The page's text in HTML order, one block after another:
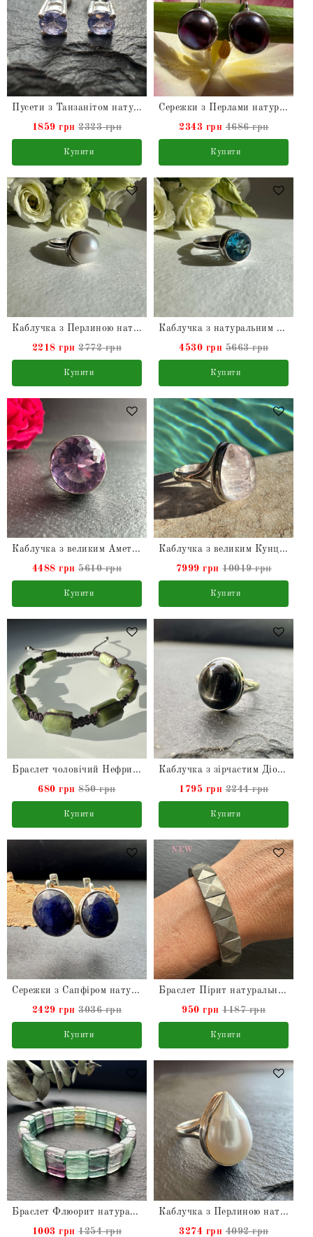
Пусети з Танзанітом натуральним зі срібла
1859 грн 2323 грн
Купити
Сережки з Перлами натуральними з срібла
2343 грн 4686 грн
Купити
Каблучка з Перлиною натуральною з срібла
2218 грн 2772 грн
Купити
Каблучка з натуральним Swiss Blue Топазом зі срібла
4530 грн 5663 грн
Купити
Каблучка з великим Аметистом натуральним срібна
4488 грн 5610 грн
Купити
Каблучка з великим Кунцитом натуральним зі срібла
7999 грн 10019 грн
Купити
Браслет чоловічий Нефрит натуральний
680 грн 850 грн
Купити
Каблучка з зірчастим Діопсидом натуральним зі срібла
1795 грн 2244 грн
Купити
Сережки з Сапфіром натуральним зі срібла
2429 грн 3036 грн
Купити
NEW
Браслет Пірит натуральний
950 грн 1187 грн
Купити
Браслет Флюорит натуральний
1003 грн 1254 грн
Каблучка з Перлиною натуральною з срібла
3274 грн 4092 грн